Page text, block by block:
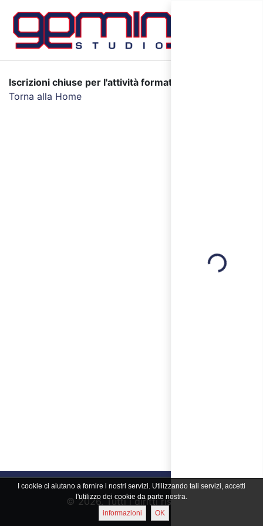
Iscrizioni chiuse per l'attività formativa selezionata.
Torna alla Home
Loading...
© 2026. Tutti i diritti riservati
I cookie ci aiutano a fornire i nostri servizi. Utilizzando tali servizi, accetti
l'utilizzo dei cookie da parte nostra.
informazioni
OK